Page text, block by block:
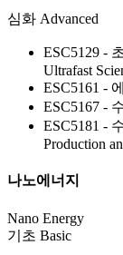
심화 Advanced
ESC5129 -
Ultrafast
ESC5161 -
ESC5167 -
ESC5181 -
Production
나노에너지
Nano Energy
기초 Basic